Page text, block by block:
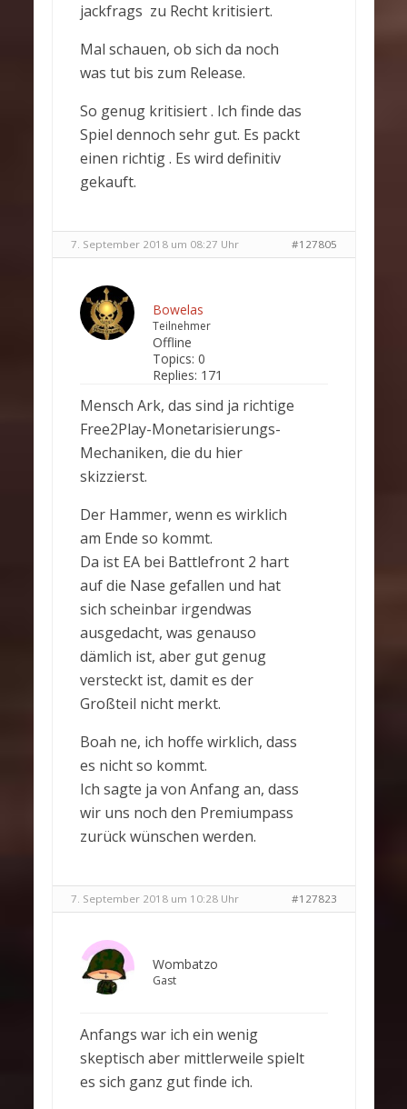
jackfrags zu Recht kritisiert.
Mal schauen, ob sich da noch
was tut bis zum Release.
So genug kritisiert . Ich finde das
Spiel dennoch sehr gut. Es packt
einen richtig . Es wird definitiv
gekauft.
7. September 2018 um 08:27 Uhr #127805
Bowelas
Teilnehmer
Offline
Topics: 0
Replies: 171
Mensch Ark, das sind ja richtige
Free2Play-Monetarisierungs-
Mechaniken, die du hier
skizzierst.
Der Hammer, wenn es wirklich
am Ende so kommt.
Da ist EA bei Battlefront 2 hart
auf die Nase gefallen und hat
sich scheinbar irgendwas
ausgedacht, was genauso
dämlich ist, aber gut genug
versteckt ist, damit es der
Großteil nicht merkt.
Boah ne, ich hoffe wirklich, dass
es nicht so kommt.
Ich sagte ja von Anfang an, dass
wir uns noch den Premiumpass
zurück wünschen werden.
7. September 2018 um 10:28 Uhr #127823
Wombatzo
Gast
Anfangs war ich ein wenig
skeptisch aber mittlerweile spielt
es sich ganz gut finde ich.